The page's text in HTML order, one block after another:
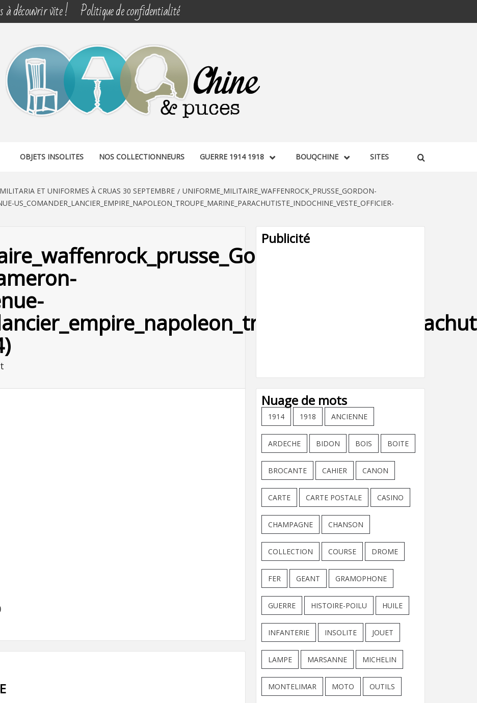
à découvrir vite ! Politique de confidentialité
& PUCES
OBJETS INSOLITES NOS COLLECTIONNEURS GUERRE 1914 1918 BOUQCHINE SITES
MILITARIA ET UNIFORMES À CRUAS 30 SEPTEMBRE
UNIFORME_MILITAIRE_WAFFENROCK_PRUSSE_GORDON-
US_COMANDER_LANCIER_EMPIRE_NAPOLEON_TROUPE_MARINE_PARACHUTISTE_INDOCHINE_VESTE_OFFICIER-
Publicité
Nuage de mots
1914 1918 ANCIENNE
ARDECHE BIDON BOIS BOITE
BROCANTE CAHIER CANON
CARTE CARTE POSTALE CASINO
CHAMPAGNE CHANSON
COLLECTION COURSE DROME
FER GEANT GRAMOPHONE
GUERRE HISTOIRE-POILU HUILE
INFANTERIE INSOLITE JOUET
LAMPE MARSANNE MICHELIN
MONTELIMAR MOTO OUTILS